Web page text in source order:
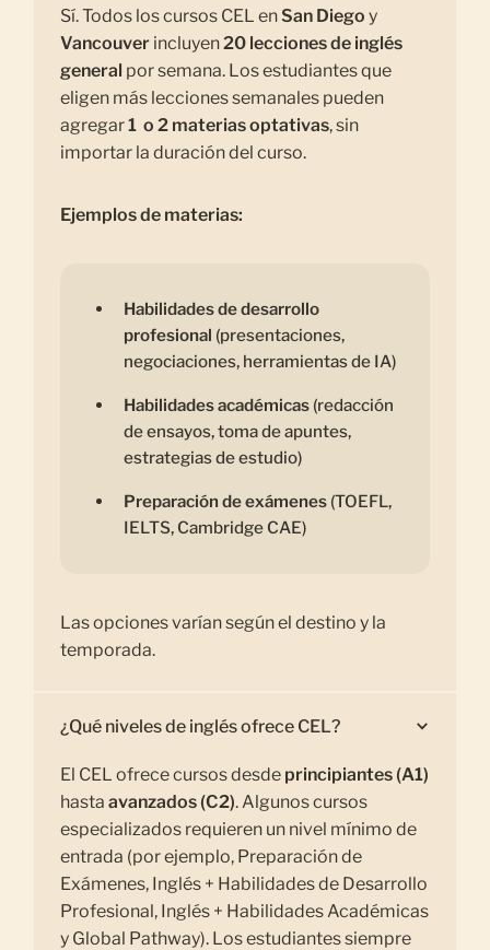
Sí. Todos los cursos CEL enSan Diego y
Vancouver incluyen20 lecciones de inglés
general por semana. Los estudiantes que
eligen más lecciones semanales pueden
agregar1 o 2 materias optativas, sin
importar la duración del curso.
Ejemplos de materias:
Habilidades de desarrollo
profesional (presentaciones,
negociaciones, herramientas de IA)
Habilidades académicas (redacción
de ensayos, toma de apuntes,
estrategias de estudio)
Preparación de exámenes (TOEFL,
IELTS, Cambridge CAE)
Las opciones varían según el destino y la
temporada.
¿Qué niveles de inglés ofrece CEL?
El CEL ofrece cursos desde principiantes (A1)
hastaavanzados (C2). Algunos cursos
especializados requieren un nivel mínimo de
entrada (por ejemplo, Preparación de
Exámenes, Inglés + Habilidades de Desarrollo
Profesional, Inglés + Habilidades Académicas
y Global Pathway). Los estudiantes siempre